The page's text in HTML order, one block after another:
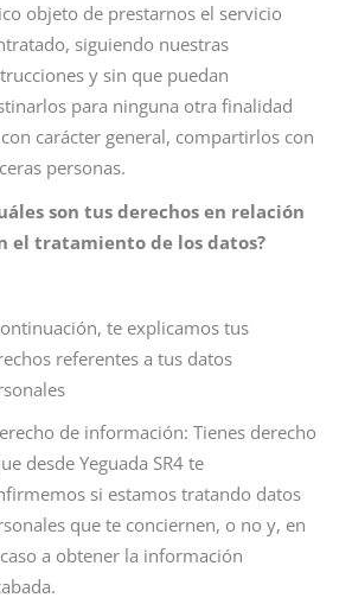
objeto de prestarnos el servicio
siguiendo nuestras
y sin que puedan
para ninguna otra finalidad
carácter general, compartirlos con
personas.
son tus derechos en relación
el tratamiento de los datos?
te explicamos tus
referentes a tus datos
de información: Tienes derecho
desde Yeguada SR4 te
si estamos tratando datos
que te conciernen, o no y, en
a obtener la información